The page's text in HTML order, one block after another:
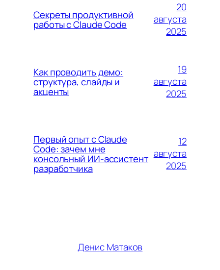
Секреты продуктивной
работы с Claude Code
20
августа
2025
Как проводить демо:
структура, слайды и
акценты
19
августа
2025
Первый опыт с Claude
Code: зачем мне
консольный ИИ-ассистент
разработчика
12
августа
2025
Денис Матаков